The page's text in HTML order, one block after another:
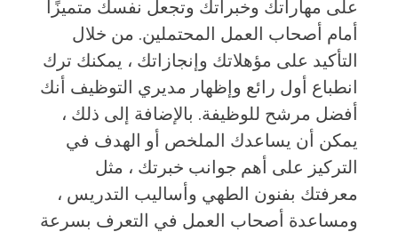
على مهاراتك وخبراتك وتجعل نفسك متميزًا
أمام أصحاب العمل المحتملين. من خلال
التأكيد على مؤهلاتك وإنجازاتك ، يمكنك ترك
انطباع أول رائع وإظهار مديري التوظيف أنك
أفضل مرشح للوظيفة. بالإضافة إلى ذلك ،
يمكن أن يساعدك الملخص أو الهدف في
التركيز على أهم جوانب خبرتك ، مثل
معرفتك بفنون الطهي وأساليب التدريس ،
ومساعدة أصحاب العمل في التعرف بسرعة